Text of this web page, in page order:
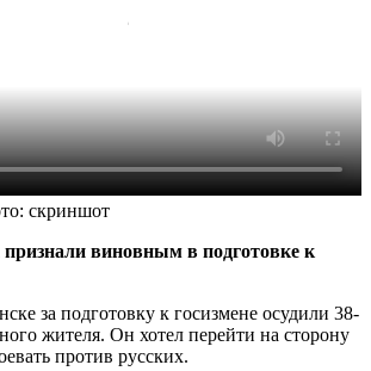
скриншот
виновным в подготовке к
за подготовку к госизмене осудили 38-
жителя. Он хотел перейти на сторону
против русских.